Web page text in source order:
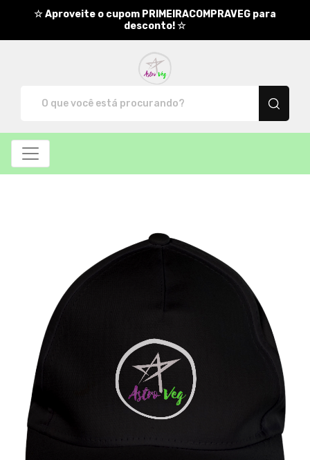
☆ Aproveite o cupom PRIMEIRACOMPRAVEG para
desconto! ☆